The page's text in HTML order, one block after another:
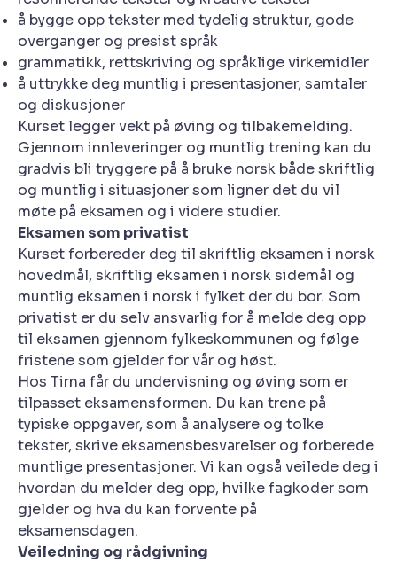
å bygge opp tekster med tydelig struktur, gode
overganger og presist språk
grammatikk, rettskriving og språklige virkemidler
å uttrykke deg muntlig i presentasjoner, samtaler
og diskusjoner
Kurset legger vekt på øving og tilbakemelding.
Gjennom innleveringer og muntlig trening kan du
gradvis bli tryggere på å bruke norsk både skriftlig
og muntlig i situasjoner som ligner det du vil
møte på eksamen og i videre studier.
Eksamen som privatist
Kurset forbereder deg til skriftlig eksamen i norsk
hovedmål, skriftlig eksamen i norsk sidemål og
muntlig eksamen i norsk i fylket der du bor. Som
privatist er du selv ansvarlig for å melde deg opp
til eksamen gjennom fylkeskommunen og følge
fristene som gjelder for vår og høst.
Hos Tirna får du undervisning og øving som er
tilpasset eksamensformen. Du kan trene på
typiske oppgaver, som å analysere og tolke
tekster, skrive eksamensbesvarelser og forberede
muntlige presentasjoner. Vi kan også veilede deg i
hvordan du melder deg opp, hvilke fagkoder som
gjelder og hva du kan forvente på
eksamensdagen.
Veiledning og rådgivning